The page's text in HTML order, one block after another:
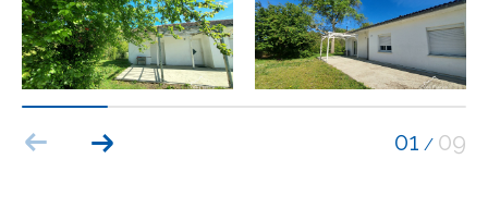
01 / 09
AFFINER LES CRITÈRES
TERRASSE PARKING PISCINE